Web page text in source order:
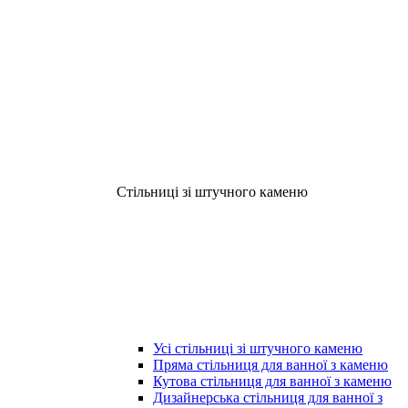
Стільниці зі штучного каменю
Усі стільниці зі штучного каменю
Пряма стільниця для ванної з каменю
Кутова стільниця для ванної з каменю
Дизайнерська стільниця для ванної з